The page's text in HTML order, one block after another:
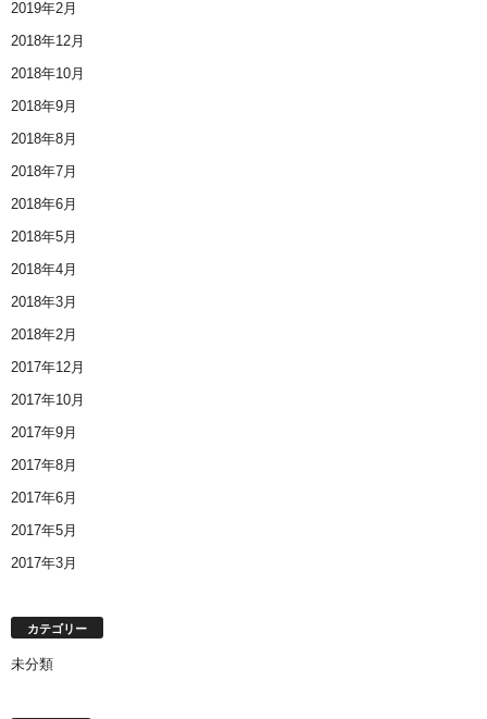
2019年2月
2018年12月
2018年10月
2018年9月
2018年8月
2018年7月
2018年6月
2018年5月
2018年4月
2018年3月
2018年2月
2017年12月
2017年10月
2017年9月
2017年8月
2017年6月
2017年5月
2017年3月
カテゴリー
未分類